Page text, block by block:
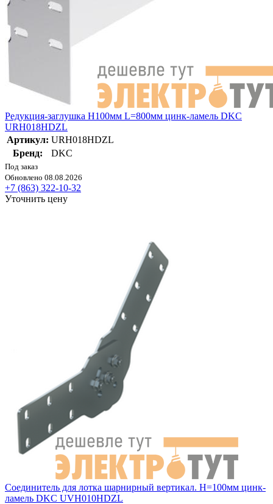
Редукция-заглушка H100мм L=800мм цинк-ламель DKC
URH018HDZL
Артикул: URH018HDZL
Бренд:
DKC
Под заказ
Обновлено 08.08.2026
+7 (863) 322-10-32
Уточнить цену
Соединитель для лотка шарнирный вертикал. H=100мм цинк-
ламель DKC UVH010HDZL